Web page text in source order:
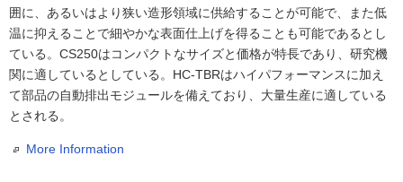
囲に、あるいはより狭い造形領域に供給することが可能で、また低
温に抑えることで細やかな表面仕上げを得ることも可能であるとし
ている。CS250はコンパクトなサイズと価格が特長であり、研究機
関に適しているとしている。HC-TBRはハイパフォーマンスに加え
て部品の自動排出モジュールを備えており、大量生産に適している
とされる。
More Information